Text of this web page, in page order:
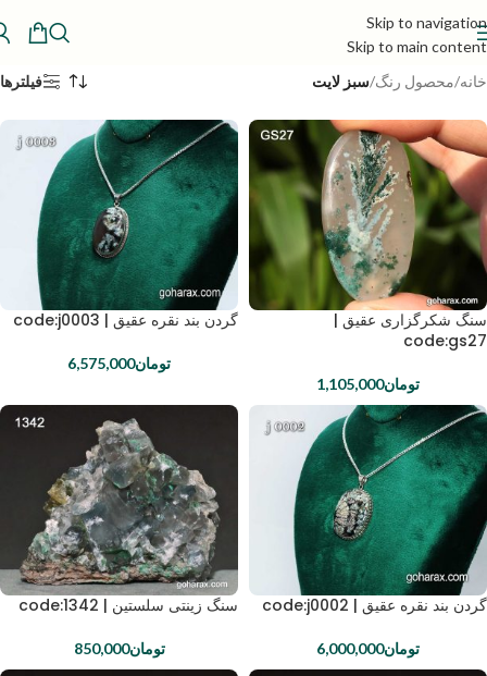
Skip to navigation
Skip to main content
خانه/محصول رنگ/سبز لایت فیلترها
سنگ شکرگزاری عقیق |
code:gs27
تومان1,105,000
گردن بند نقره عقیق | code:j0003
تومان6,575,000
گردن بند نقره عقیق | code:j0002
تومان6,000,000
سنگ زینتی سلستین | code:1342
تومان850,000